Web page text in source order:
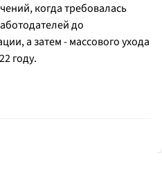
когда требовалась
до
а затем - массового ухода
году.